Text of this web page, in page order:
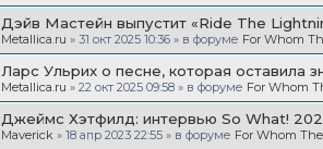
Дэйв Мастейн выпустит «Ride The
Metallica.ru » 31 окт 2025 10:36 » в форуме For Whom
Ларс Ульрих о песне, которая оставила
Metallica.ru » 22 окт 2025 09:58 » в форуме For Whom
Джеймс Хэтфилд: интервью So What!
Maverick » 18 апр 2023 22:55 » в форуме For Whom